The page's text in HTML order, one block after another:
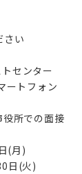
い
センター
トフォン
所での面接
(月)
(火)